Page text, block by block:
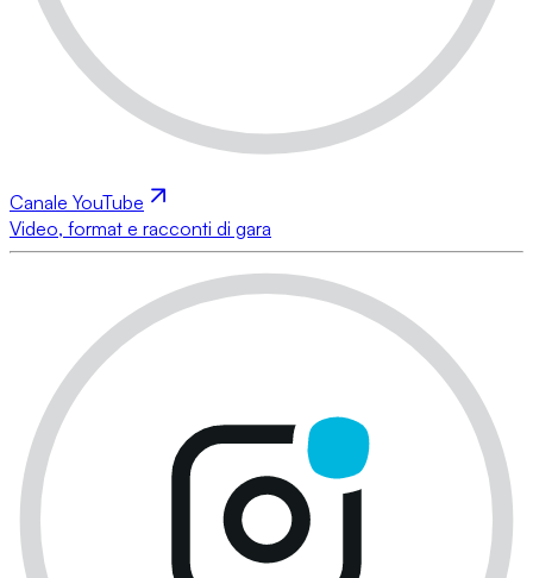
Canale YouTube
Video, format e racconti di gara